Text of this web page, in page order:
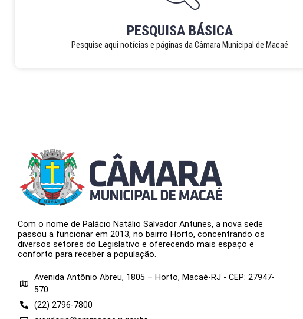
PESQUISA BÁSICA
Pesquise aqui notícias e páginas da Câmara Municipal de Macaé
Com o nome de Palácio Natálio Salvador Antunes, a nova sede
passou a funcionar em 2013, no bairro Horto, concentrando os
diversos setores do Legislativo e oferecendo mais espaço e
conforto para receber a população.
Avenida Antônio Abreu, 1805 – Horto, Macaé-RJ - CEP: 27947-
570
(22) 2796-7800